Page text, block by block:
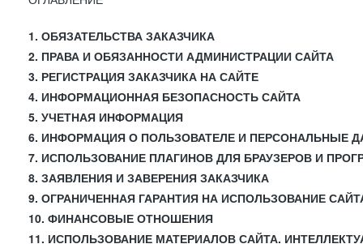
1. ОБЯЗАТЕЛЬСТВА ЗАКАЗЧИКА
2. ПРАВА И ОБЯЗАННОСТИ АДМИНИСТРАЦИИ САЙТА
3. РЕГИСТРАЦИЯ ЗАКАЗЧИКА НА САЙТЕ
4. ИНФОРМАЦИОННАЯ БЕЗОПАСНОСТЬ САЙТА
5. УЧЕТНАЯ ИНФОРМАЦИЯ
6. ИНФОРМАЦИЯ О ПОЛЬЗОВАТЕЛЕ И ПЕРСОНАЛЬНЫЕ
7. ИСПОЛЬЗОВАНИЕ ПЛАГИНОВ ДЛЯ БРАУЗЕРОВ И
8. ЗАЯВЛЕНИЯ И ЗАВЕРЕНИЯ ЗАКАЗЧИКА
9. ОГРАНИЧЕННАЯ ГАРАНТИЯ НА ИСПОЛЬЗОВАНИЕ
10. ФИНАНСОВЫЕ ОТНОШЕНИЯ
11. ИСПОЛЬЗОВАНИЕ МАТЕРИАЛОВ САЙТА.